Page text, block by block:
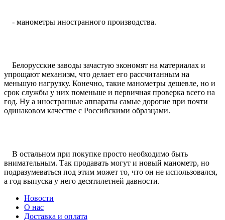
- манометры иностранного производства.
Белорусские заводы зачастую экономят на материалах и
упрощают механизм, что делает его рассчитанным на
меньшую нагрузку. Конечно, такие манометры дешевле, но и
срок службы у них поменьше и первичная проверка всего на
год. Ну а иностранные аппараты самые дорогие при почти
одинаковом качестве с Российскими образцами.
В остальном при покупке просто необходимо быть
внимательным. Так продавать могут и новый манометр, но
подразумеваться под этим может то, что он не использовался,
а год выпуска у него десятилетней давности.
Новости
О нас
Доставка и оплата